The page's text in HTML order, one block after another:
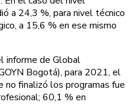
a 24,3 %, para nivel técnico
a 15,6 % en ese mismo
informe de Global
Bogotá), para 2021, el
finalizó los programas fue
60,1 % en